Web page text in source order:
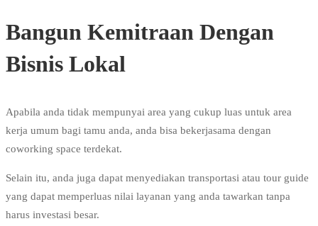
Bangun Kemitraan Dengan
Bisnis Lokal
Apabila anda tidak mempunyai area yang cukup luas untuk area
kerja umum bagi tamu anda, anda bisa bekerjasama dengan
coworking space terdekat.
Selain itu, anda juga dapat menyediakan transportasi atau tour guide
yang dapat memperluas nilai layanan yang anda tawarkan tanpa
harus investasi besar.